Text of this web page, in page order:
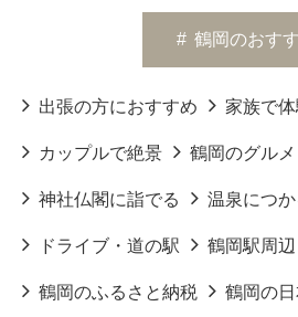
# 鶴岡のおす
出張の方におすすめ 家族で体
カップルで絶景 鶴岡のグルメ
神社仏閣に詣でる 温泉につか
ドライブ・道の駅 鶴岡駅周辺
鶴岡のふるさと納税 鶴岡の